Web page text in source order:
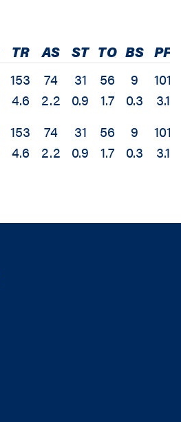
TR AS ST TO BS PF
153
4.6
74
2.2
31
0.9
56
1.7
9
0.3
101
3.1
153
4.6
74
2.2
31
0.9
56
1.7
9
0.3
101
3.1